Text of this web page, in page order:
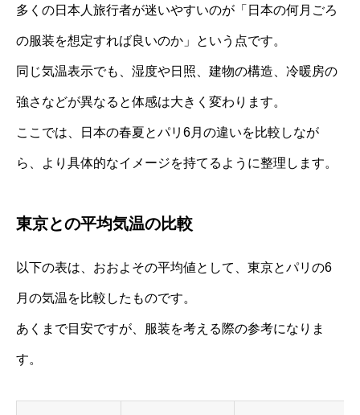
多くの日本人旅行者が迷いやすいのが「日本の何月ごろ
の服装を想定すれば良いのか」という点です。
同じ気温表示でも、湿度や日照、建物の構造、冷暖房の
強さなどが異なると体感は大きく変わります。
ここでは、日本の春夏とパリ6月の違いを比較しなが
ら、より具体的なイメージを持てるように整理します。
東京との平均気温の比較
以下の表は、おおよその平均値として、東京とパリの6
月の気温を比較したものです。
あくまで目安ですが、服装を考える際の参考になりま
す。